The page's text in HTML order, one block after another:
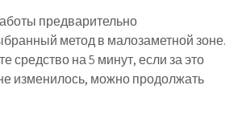
предварительно
метод в малозаметной зоне.
средство на 5 минут, если за это
изменилось, можно продолжать